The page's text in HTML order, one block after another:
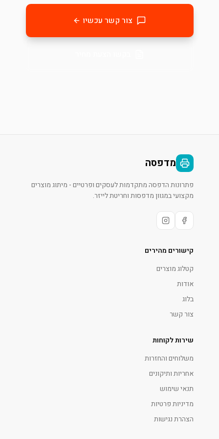
צור קשר עכשיו
מדפסה
פתרונות הדפסה מתקדמות לעסקים ופרטיים - מיתוג מוצרים
מקצועי במגוון מדפסות וחריטת לייזר.
קישורים מהירים
קטלוג מוצרים
אודות
בלוג
צור קשר
שירות לקוחות
משלוחים והחזרות
אחריות ותיקונים
תנאי שימוש
מדיניות פרטיות
הצהרת נגישות